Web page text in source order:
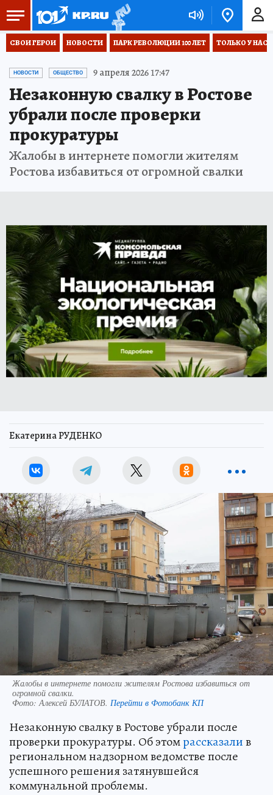
СВОИ ГЕРОИ НОВОСТИ ПАРК РЕВОЛЮЦИИ 100 ЛЕТ ТОЛЬКО У НАС
НОВОСТИ ОБЩЕСТВО 9 апреля 2026 17:47
Незаконную свалку в Ростове
убрали после проверки
прокуратуры
Жалобы в интернете помогли жителям
Ростова избавиться от огромной свалки
Екатерина РУДЕНКО
Жалобы в интернете помогли жителям Ростова избавиться от
огромной свалки.
Фото:Алексей БУЛАТОВ. Перейти в Фотобанк КП
Незаконную свалку в Ростове убрали после
проверки прокуратуры. Об этомрассказалив
региональном надзорном ведомстве после
успешного решения затянувшейся
коммунальной проблемы.